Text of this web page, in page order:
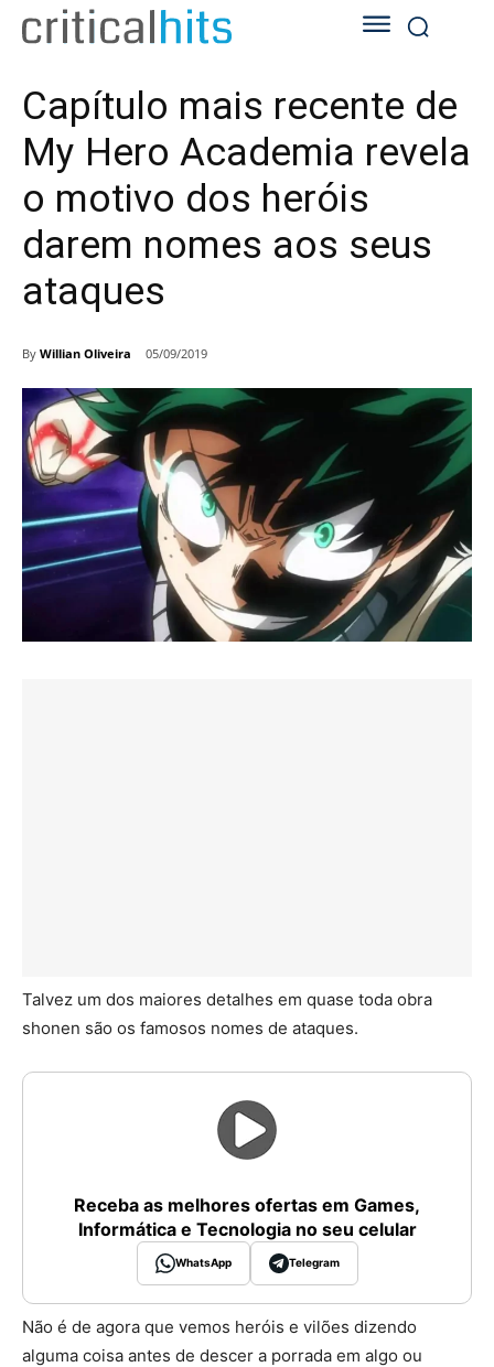
Capítulo mais recente de
My Hero Academia revela
o motivo dos heróis
darem nomes aos seus
ataques
By Willian Oliveira 05/09/2019
Talvez um dos maiores detalhes em quase toda obra
shonen são os famosos nomes de ataques.
Receba as melhores ofertas em Games,
Informática e Tecnologia no seu celular
WhatsApp Telegram
Não é de agora que vemos heróis e vilões dizendo
alguma coisa antes de descer a porrada em algo ou